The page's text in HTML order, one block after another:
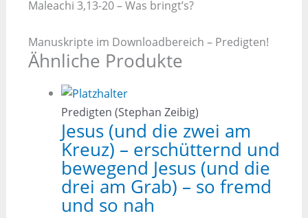
Maleachi 3,13-20 – Was bringt’s?
Manuskripte im Downloadbereich – Predigten!
Ähnliche Produkte
Predigten (Stephan Zeibig)
Jesus (und die zwei am
Kreuz) – erschütternd und
bewegend Jesus (und die
drei am Grab) – so fremd
und so nah